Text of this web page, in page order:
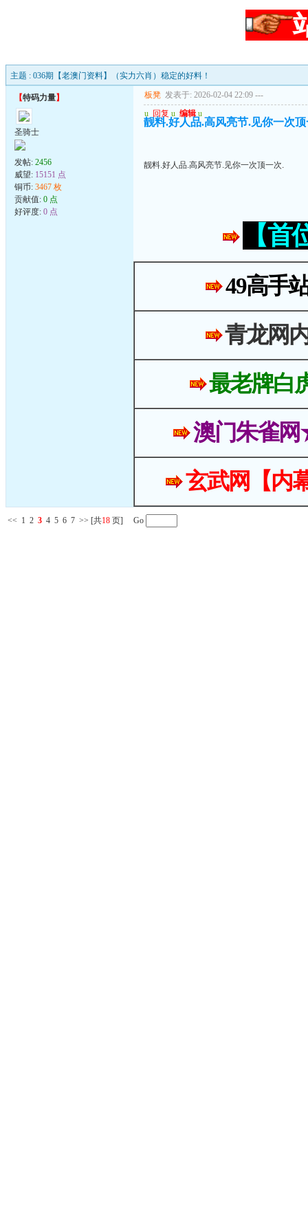
主题 : 036期【老澳门资料】（实力六肖）稳定的好料！
【特码力量】
圣骑士
发帖: 2456
威望: 15151 点
铜币: 3467 枚
贡献值: 0 点
好评度: 0 点
板凳 发表于: 2026-02-04 22:09 ---
u 回复 u 编辑 u
靓料.好人品.高风亮节.见你一次
靓料.好人品.高风亮节.见你一次顶一次.
【
49高手
青龙网
最老牌白
澳门朱雀
玄武网【内
<< 1 2 3 4 5 6 7 >> [共18 页] Go